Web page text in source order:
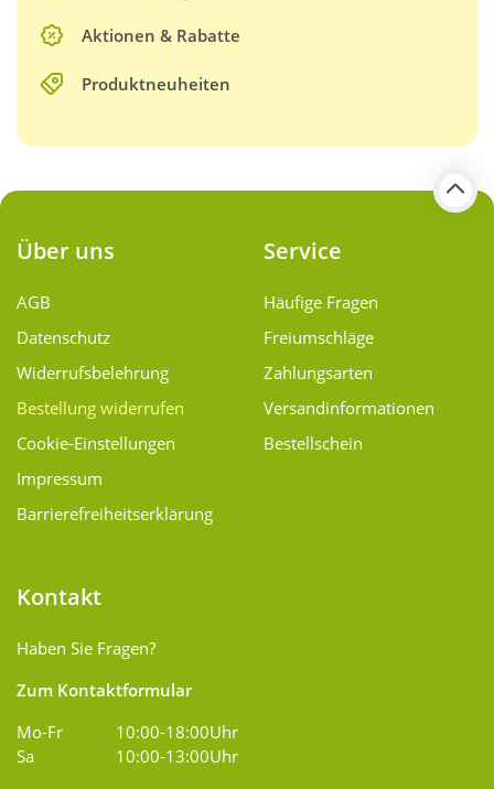
Aktionen & Rabatte
Produktneuheiten
Über uns
AGB
Datenschutz
Widerrufsbelehrung
Bestellung widerrufen
Cookie-Einstellungen
Impressum
Barrierefreiheitserklärung
Service
Häufige Fragen
Freiumschläge
Zahlungsarten
Versand­informationen
Bestellschein
Kontakt
Haben Sie Fragen?
Zum Kontaktformular
Mo-Fr
10:00-18:00Uhr
Sa
10:00-13:00Uhr